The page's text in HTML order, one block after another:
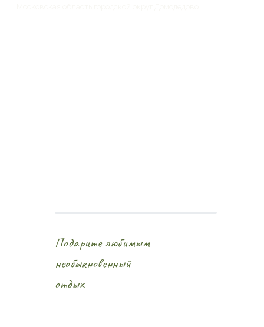
Подарите любимым
необыкновенный
отдых